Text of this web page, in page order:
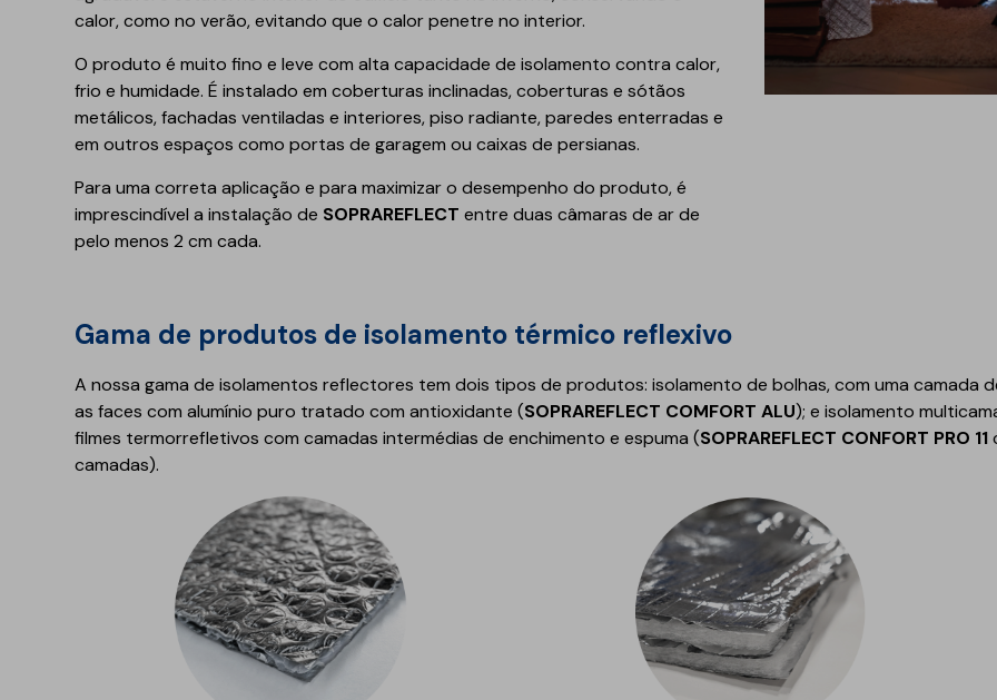
Reabilitação estrutural
Argamassas para
edificação
Revestimentos para
Acrílicos e pinturas
Argamassas, betões e
paredes e fachadas
consolidantes
Isolamento térmico
XPS
Fibras de madeira
Isolamento acústico
Ruído de impacto
Tubagens
Acondicionamento
acústico
Acessórios
Geotêxteis/Drenagens
calor, como no verão, evitando que o calor penetre no interior.
O produto é muito fino e leve com alta capacidade de isolamento contra calor,
frio e humidade. É instalado em coberturas inclinadas, coberturas e sótãos
metálicos, fachadas ventiladas e interiores, piso radiante, paredes enterradas e
em outros espaços como portas de garagem ou caixas de persianas.
Para uma correta aplicação e para maximizar o desempenho do produto, é
imprescindível a instalação de SOPRAREFLECT entre duas câmaras de ar de
pelo menos 2 cm cada.
Gama de produtos de isolamento térmico reflexivo
A nossa gama de isolamentos reflectores tem dois tipos de produtos: isolamento de bolhas, com uma camada
as faces com alumínio puro tratado com antioxidante (SOPRAREFLECT COMFORT ALU); e isolamento
filmes termorrefletivos com camadas intermédias de enchimento e espuma (SOPRAREFLECT CONFORT PRO 11
camadas).